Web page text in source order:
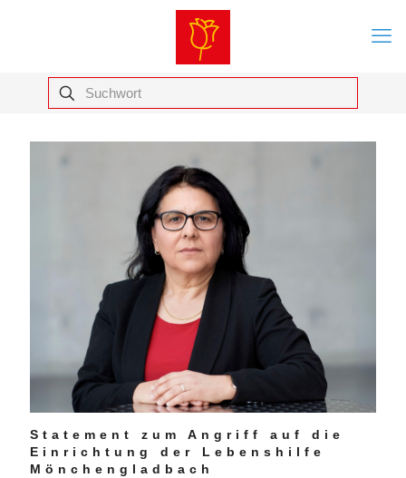
Statement zum Angriff auf die
Einrichtung der Lebenshilfe
Mönchengladbach